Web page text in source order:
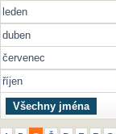
leden
duben
červenec
říjen
Všechny jména